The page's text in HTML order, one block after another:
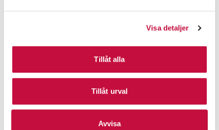
Visa detaljer
Tillåt alla
Tillåt urval
Avvisa